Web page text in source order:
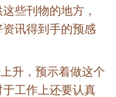
些刊物的地方，
讯得到手的预感
升，预示着做这个
工作上还要认真